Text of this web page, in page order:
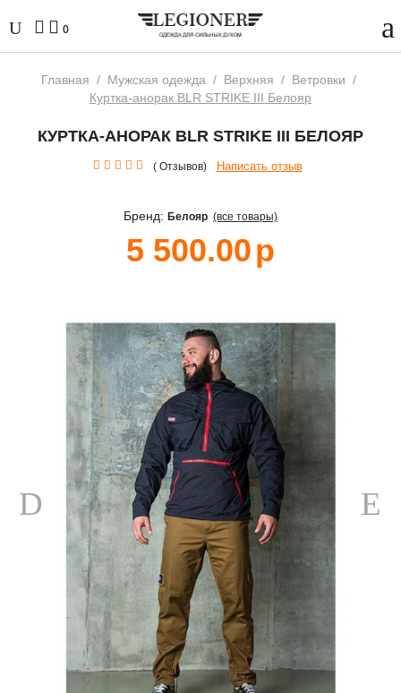
0
Главная / Мужская одежда / Верхняя / Ветровки /
Куртка-анорак BLR STRIKE III Белояр
КУРТКА-АНОРАК BLR STRIKE III БЕЛОЯР
( Отзывов) Написать отзыв
Бренд: Белояр (все товары)
5 500.00р